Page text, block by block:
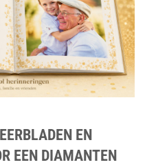
EN
EEN DIAMANTEN